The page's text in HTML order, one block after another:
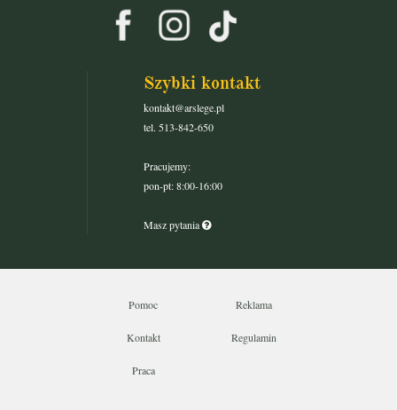
Szybki kontakt
kontakt@arslege.pl
tel. 513-842-650
Pracujemy:
pon-pt: 8:00-16:00
Masz pytania
Pomoc Reklama
Kontakt Regulamin
Praca